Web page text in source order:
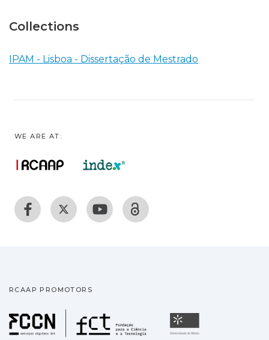
Collections
IPAM - Lisboa - Dissertação de Mestrado
WE ARE AT:
RCAAP PROMOTORS
Fundação para a